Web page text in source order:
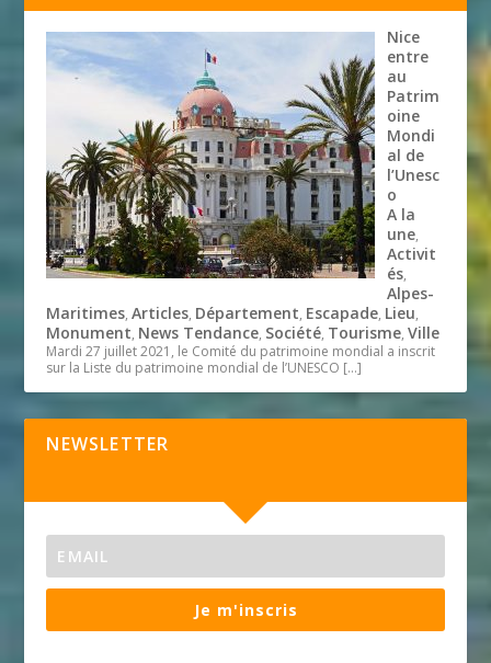
Nice
entre
au
Patrim
oine
Mondi
al de
l’Unesc
o
A la
une,
Activit
és,
Alpes-
Maritimes,Articles, Département, Escapade, Lieu,
Monument, News Tendance, Société, Tourisme,Ville
Mardi 27 juillet 2021, le Comité du patrimoine mondial a inscrit
sur la Liste du patrimoine mondial de l’UNESCO […]
NEWSLETTER
Je m'inscris